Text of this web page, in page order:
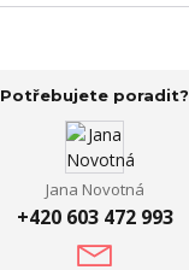
Potřebujete poradit?
Jana Novotná
+420 603 472 993